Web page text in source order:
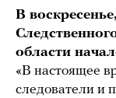
В
области
«В настоящее
следователи и